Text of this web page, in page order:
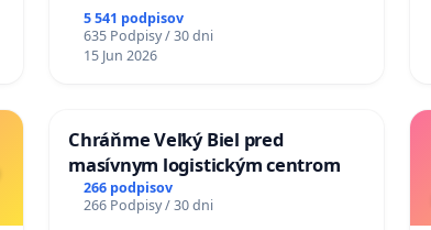
5 541 podpisov
635 Podpisy / 30 dni
15 Jun 2026
Chráňme Veľký Biel pred
masívnym logistickým centrom
266 podpisov
266 Podpisy / 30 dni